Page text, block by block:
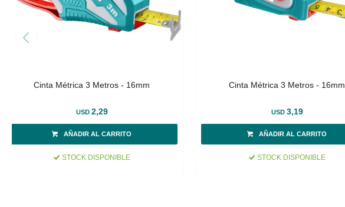
Cinta Métrica 3 Metros - 16mm
USD 2,29
STOCK DISPONIBLE
Cinta Métrica 3 Metros - 16mm
USD 3,19
STOCK DISPONIBLE